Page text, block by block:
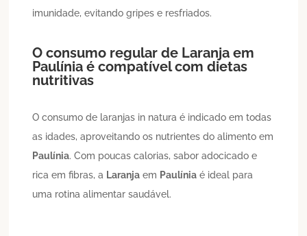
imunidade, evitando gripes e resfriados.
O consumo regular de Laranja em
Paulínia é compatível com dietas
nutritivas
O consumo de laranjas in natura é indicado em todas
as idades, aproveitando os nutrientes do alimento em
Paulínia. Com poucas calorias, sabor adocicado e
rica em fibras, a Laranja em Paulínia é ideal para
uma rotina alimentar saudável.